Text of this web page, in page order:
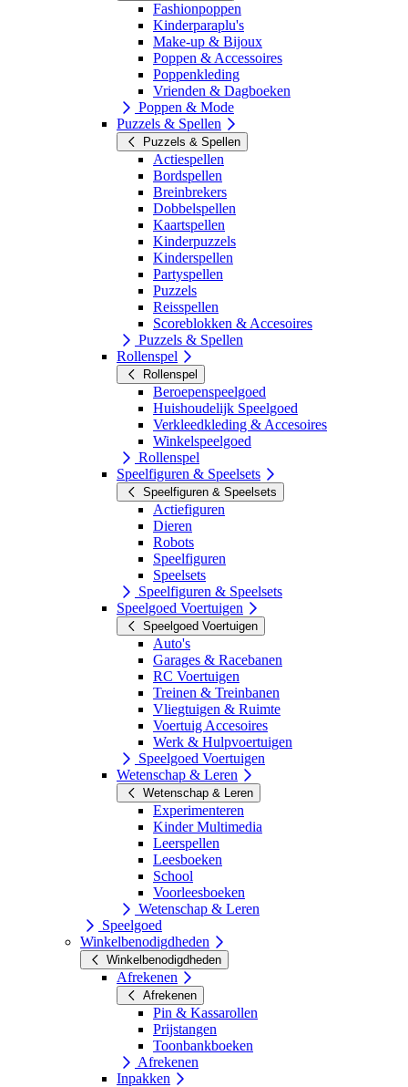
Fashionpoppen
Kinderparaplu's
Make-up & Bijoux
Poppen & Accessoires
Poppenkleding
Vrienden & Dagboeken
Poppen & Mode
Puzzels & Spellen
Puzzels & Spellen
Actiespellen
Bordspellen
Breinbrekers
Dobbelspellen
Kaartspellen
Kinderpuzzels
Kinderspellen
Partyspellen
Puzzels
Reisspellen
Scoreblokken & Accesoires
Puzzels & Spellen
Rollenspel
Rollenspel
Beroepenspeelgoed
Huishoudelijk Speelgoed
Verkleedkleding & Accesoires
Winkelspeelgoed
Rollenspel
Speelfiguren & Speelsets
Speelfiguren & Speelsets
Actiefiguren
Dieren
Robots
Speelfiguren
Speelsets
Speelfiguren & Speelsets
Speelgoed Voertuigen
Speelgoed Voertuigen
Auto's
Garages & Racebanen
RC Voertuigen
Treinen & Treinbanen
Vliegtuigen & Ruimte
Voertuig Accesoires
Werk & Hulpvoertuigen
Speelgoed Voertuigen
Wetenschap & Leren
Wetenschap & Leren
Experimenteren
Kinder Multimedia
Leerspellen
Leesboeken
School
Voorleesboeken
Wetenschap & Leren
Speelgoed
Winkelbenodigdheden
Winkelbenodigdheden
Afrekenen
Afrekenen
Pin & Kassarollen
Prijstangen
Toonbankboeken
Afrekenen
Inpakken